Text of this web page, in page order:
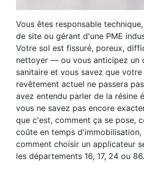
Vous êtes responsable
de site ou gérant d'une PME
Votre sol est fissuré, poreux,
nettoyer — ou vous anticipez un
sanitaire et vous savez que votre
revêtement actuel ne passera
avez entendu parler de la résine
vous ne savez pas encore
que c'est, comment ça se pose,
coûte en temps d'immobilisation,
comment choisir un applicateur
les départements 16, 17, 24 ou 86.